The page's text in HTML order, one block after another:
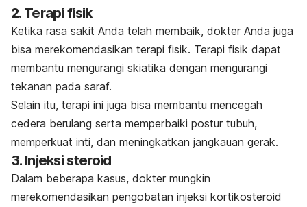
2. Terapi fisik
Ketika rasa sakit Anda telah membaik, dokter Anda juga
bisa merekomendasikan terapi fisik. Terapi fisik dapat
membantu mengurangi skiatika dengan mengurangi
tekanan pada saraf.
Selain itu, terapi ini juga bisa membantu mencegah
cedera berulang serta memperbaiki postur tubuh,
memperkuat inti, dan meningkatkan jangkauan gerak.
3. Injeksi steroid
Dalam beberapa kasus, dokter mungkin
merekomendasikan pengobatan injeksi kortikosteroid